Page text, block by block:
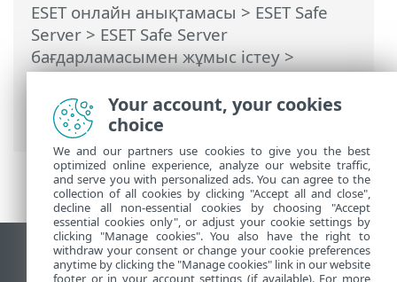
ESET онлайн анықтамасы > ESET Safe
Server > ESET Safe Server
бағдарламасымен жұмыс істеу>
Кеңейтілген орнату>Пайдаланушы
интерфейсі> Пайдаланушы
интерфейсі элементтері
Жұмыс үстеліндегі сайтты қарау
Your account, your cookies
choice
We and our partners use cookies to give you the best
optimized online experience, analyze our website traffic,
and serve you with personalized ads. You can agree to the
collection of all cookies by clicking "Accept all and close",
decline all non-essential cookies by choosing "Accept
essential cookies only", or adjust your cookie settings by
clicking "Manage cookies". You also have the right to
withdraw your consent or change your cookie preferences
anytime by clicking the "Manage cookies" link in our website
footer or in your account settings (if available). For more